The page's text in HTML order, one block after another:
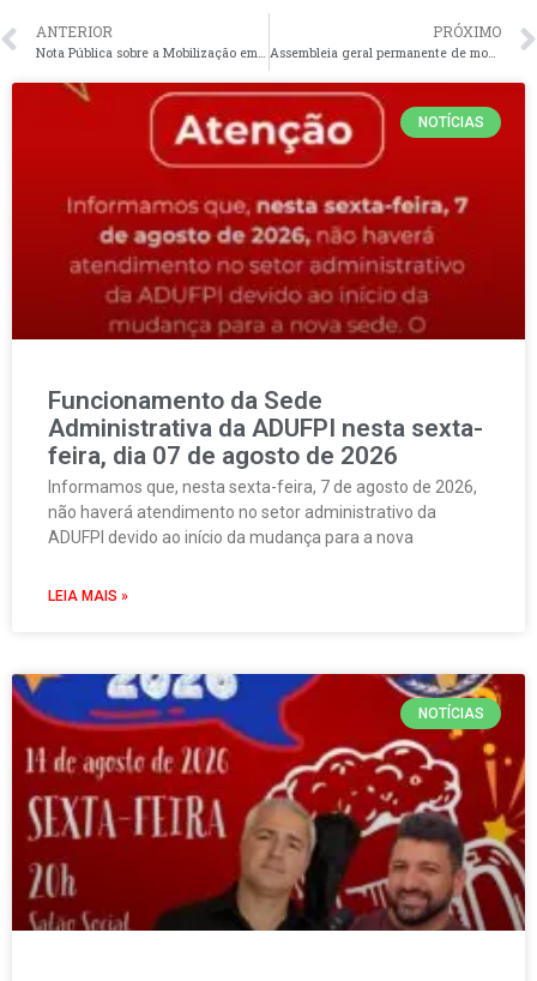
ANTERIOR
Nota Pública sobre a Mobilização em Frente à Administração Superior da UFPI
PRÓXIMO
Assembleia geral permanente de mobilização da greve nesta quinta-feira dia 13 de junho
NOTÍCIAS
Funcionamento da Sede
Administrativa da ADUFPI nesta sexta-
feira, dia 07 de agosto de 2026
Informamos que, nesta sexta-feira, 7 de agosto de 2026,
não haverá atendimento no setor administrativo da
ADUFPI devido ao início da mudança para a nova
LEIA MAIS »
NOTÍCIAS